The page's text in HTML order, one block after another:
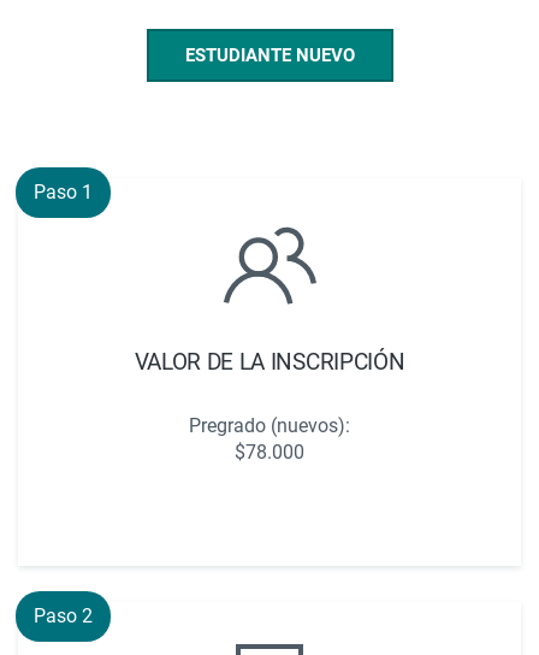
ESTUDIANTE NUEVO
VALOR DE LA INSCRIPCIÓN
Paso 1
Pregrado (nuevos):
$78.000
Paso 2